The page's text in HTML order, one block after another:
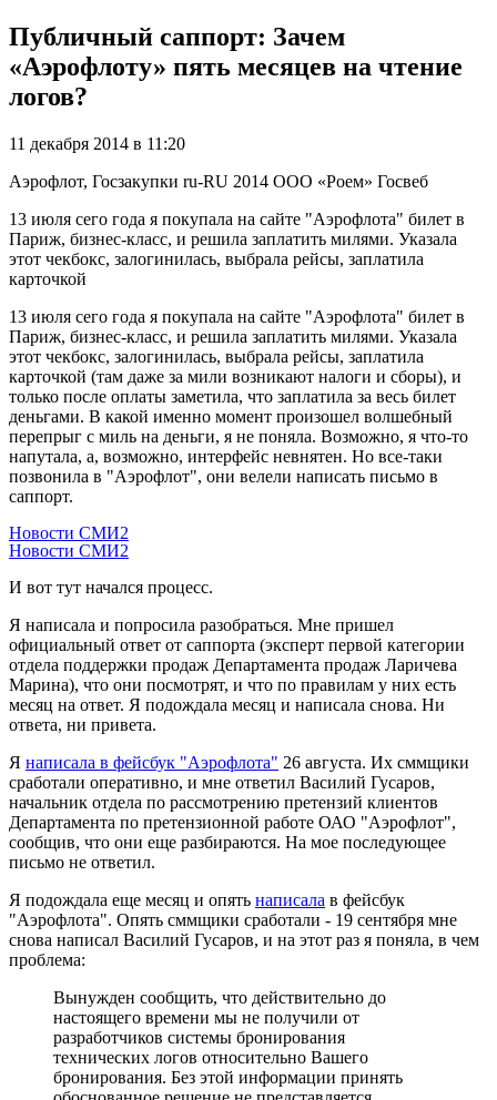
Публичный саппорт: Зачем
«Аэрофлоту» пять месяцев на чтение
логов?
11 декабря 2014 в 11:20
Аэрофлот, Госзакупки ru-RU 2014 ООО «Роем» Госвеб
13 июля сего года я покупала на сайте "Аэрофлота" билет в
Париж, бизнес-класс, и решила заплатить милями. Указала
этот чекбокс, залогинилась, выбрала рейсы, заплатила
карточкой
13 июля сего года я покупала на сайте "Аэрофлота" билет в
Париж, бизнес-класс, и решила заплатить милями. Указала
этот чекбокс, залогинилась, выбрала рейсы, заплатила
карточкой (там даже за мили возникают налоги и сборы), и
только после оплаты заметила, что заплатила за весь билет
деньгами. В какой именно момент произошел волшебный
перепрыг с миль на деньги, я не поняла. Возможно, я что-то
напутала, а, возможно, интерфейс невнятен. Но все-таки
позвонила в "Аэрофлот", они велели написать письмо в
саппорт.
Новости СМИ2
Новости СМИ2
И вот тут начался процесс.
Я написала и попросила разобраться. Мне пришел
официальный ответ от саппорта (эксперт первой категории
отдела поддержки продаж Департамента продаж Ларичева
Марина), что они посмотрят, и что по правилам у них есть
месяц на ответ. Я подождала месяц и написала снова. Ни
ответа, ни привета.
Я написала в фейсбук "Аэрофлота" 26 августа. Их сммщики
сработали оперативно, и мне ответил Василий Гусаров,
начальник отдела по рассмотрению претензий клиентов
Департамента по претензионной работе ОАО "Аэрофлот",
сообщив, что они еще разбираются. На мое последующее
письмо не ответил.
Я подождала еще месяц и опять написала в фейсбук
"Аэрофлота". Опять сммщики сработали - 19 сентября мне
снова написал Василий Гусаров, и на этот раз я поняла, в чем
проблема:
Вынужден сообщить, что действительно до
настоящего времени мы не получили от
разработчиков системы бронирования
технических логов относительно Вашего
бронирования. Без этой информации принять